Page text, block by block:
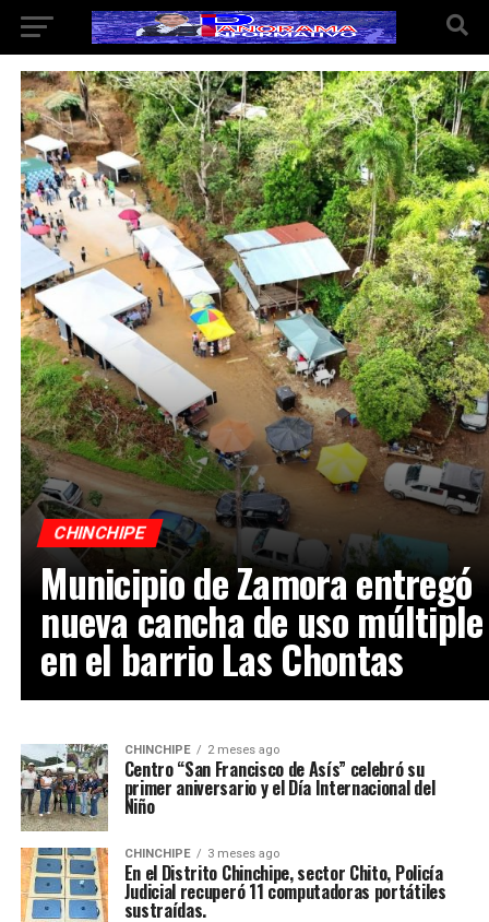
CHINCHIPE
Municipio de Zamora entregó
nueva cancha de uso múltiple
en el barrio Las Chontas
CHINCHIPE 2 meses ago
Centro “San Francisco de Asís” celebró su
primer aniversario y el Día Internacional del
Niño
CHINCHIPE 3 meses ago
En el Distrito Chinchipe, sector Chito, Policía
Judicial recuperó 11 computadoras portátiles
sustraídas.